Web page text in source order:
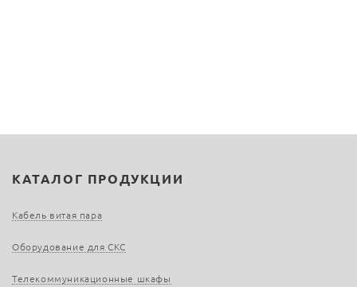
КАТАЛОГ ПРОДУКЦИИ
Кабель витая пара
Оборудование для СКС
Телекоммуникационные шкафы